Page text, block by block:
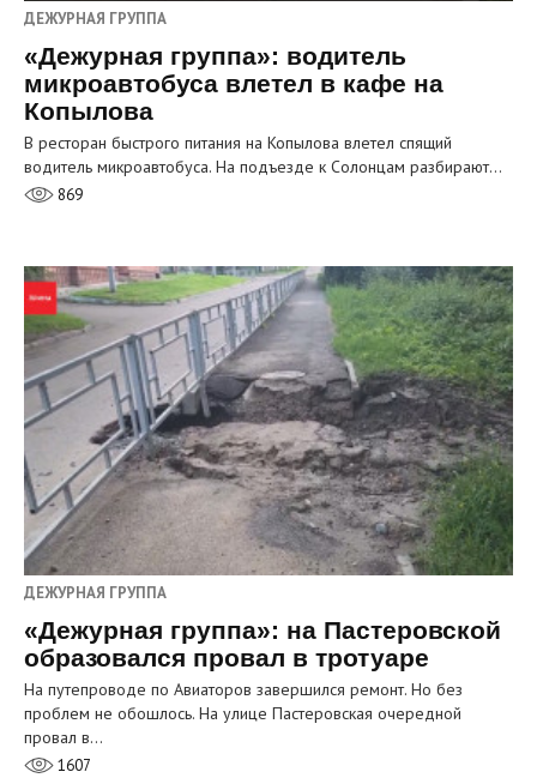
ДЕЖУРНАЯ ГРУППА
«Дежурная группа»: водитель
микроавтобуса влетел в кафе на
Копылова
В ресторан быстрого питания на Копылова влетел спящий
водитель микроавтобуса. На подъезде к Солонцам разбирают…
869
ДЕЖУРНАЯ ГРУППА
«Дежурная группа»: на Пастеровской
образовался провал в тротуаре
На путепроводе по Авиаторов завершился ремонт. Но без
проблем не обошлось. На улице Пастеровская очередной
провал в…
1607